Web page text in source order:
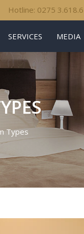
Hotline: 0275
SERVICES MEDIA
Types